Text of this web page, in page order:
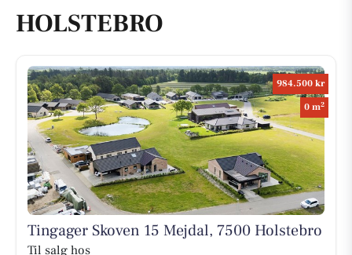
HOLSTEBRO
984.500 kr
0 m2
Tingager Skoven 15 Mejdal, 7500 Holstebro
Til salg hos